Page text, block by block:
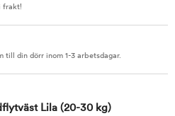
frakt!
till din dörr inom 1-3 arbetsdagar.
Lila (20-30 kg)